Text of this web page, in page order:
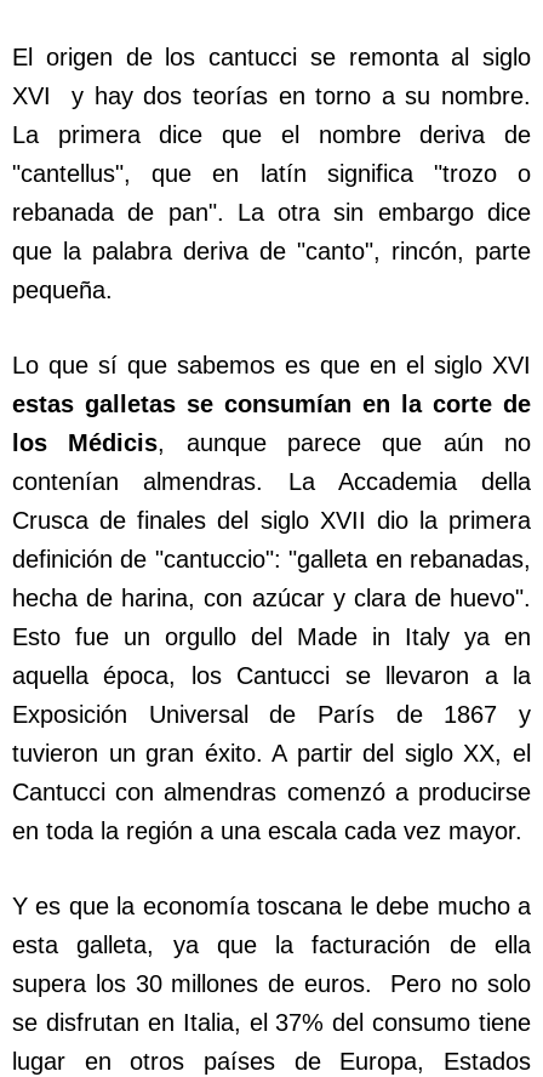
El origen de los cantucci se remonta al siglo
XVI y hay dos teorías en torno a su nombre.
La primera dice que el nombre deriva de
"cantellus", que en latín significa "trozo o
rebanada de pan". La otra sin embargo dice
que la palabra deriva de "canto", rincón, parte
pequeña.
Lo que sí que sabemos es que en el siglo XVI
estas galletas se consumían en la corte de
los Médicis, aunque parece que aún no
contenían almendras. La Accademia della
Crusca de finales del siglo XVII dio la primera
definición de "cantuccio": "galleta en rebanadas,
hecha de harina, con azúcar y clara de huevo".
Esto fue un orgullo del Made in Italy ya en
aquella época, los Cantucci se llevaron a la
Exposición Universal de París de 1867 y
tuvieron un gran éxito. A partir del siglo XX, el
Cantucci con almendras comenzó a producirse
en toda la región a una escala cada vez mayor.
Y es que la economía toscana le debe mucho a
esta galleta, ya que la facturación de ella
supera los 30 millones de euros. Pero no solo
se disfrutan en Italia, el 37% del consumo tiene
lugar en otros países de Europa, Estados